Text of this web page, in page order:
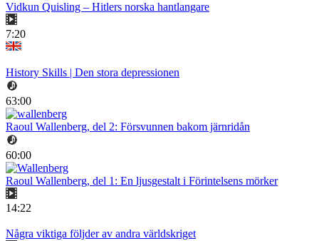
Vidkun Quisling – Hitlers norska hantlangare
7:20
History Skills | Den stora depressionen
63:00
Raoul Wallenberg, del 2: Försvunnen bakom järnridån
60:00
Raoul Wallenberg, del 1: En ljusgestalt i Förintelsens mörker
14:22
Några viktiga följder av andra världskriget